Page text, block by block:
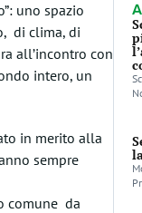
uno spazio
di clima, di
all’incontro con
intero, un
in merito alla
sempre
comune da